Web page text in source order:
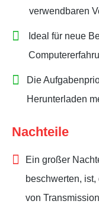
verwendbaren
Ideal für neue
Die
Herunterladen
Nachteile
Ein großer
beschwerten,
von